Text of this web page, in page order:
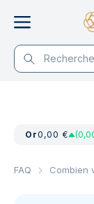
Or0,00 €
FAQ Combien